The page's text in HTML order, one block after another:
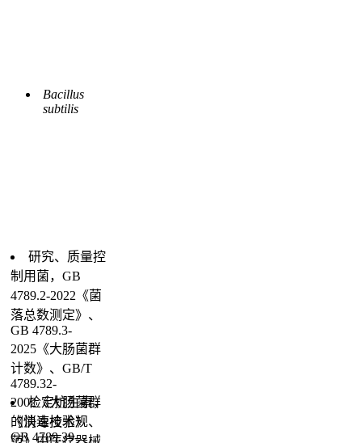
Bacillus
subtilis
研究、质量控
制用菌，GB
4789.2-2022《菌
落总数测定》、
GB 4789.3-
2025《大肠菌群
计数》、GB/T
4789.32-
2002《大肠菌群
的快速检验》、
GB 4789.39-
检定抗生素，
《消毒技术规